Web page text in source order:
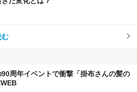
む
周年イベントで衝撃「掛布さんの髪の